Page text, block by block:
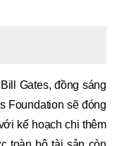
Gates, đồng sáng
Foundation sẽ đóng
kế hoạch chi thêm